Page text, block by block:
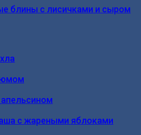
блины с лисичками и сыром
с жареными яблоками